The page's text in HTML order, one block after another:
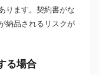
ります。契約書がな
納品されるリスクが
る場合